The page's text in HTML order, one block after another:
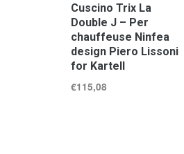
Cuscino Trix La
Double J – Per
chauffeuse Ninfea
design Piero Lissoni
for Kartell
€115,08